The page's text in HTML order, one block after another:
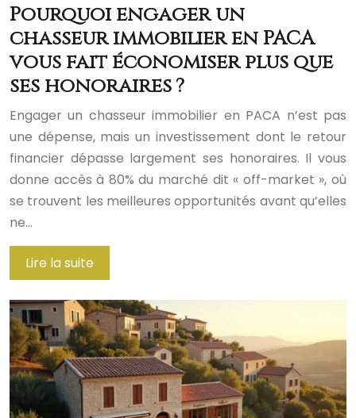
Pourquoi engager un
chasseur immobilier en PACA
vous fait économiser plus que
ses honoraires ?
Engager un chasseur immobilier en PACA n’est pas
une dépense, mais un investissement dont le retour
financier dépasse largement ses honoraires. Il vous
donne accès à 80% du marché dit « off-market », où
se trouvent les meilleures opportunités avant qu’elles
ne…
Lire la suite